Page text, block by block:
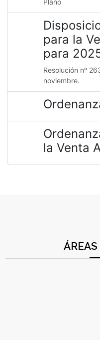
para la
para
Resolución nº
noviembre.
la Venta